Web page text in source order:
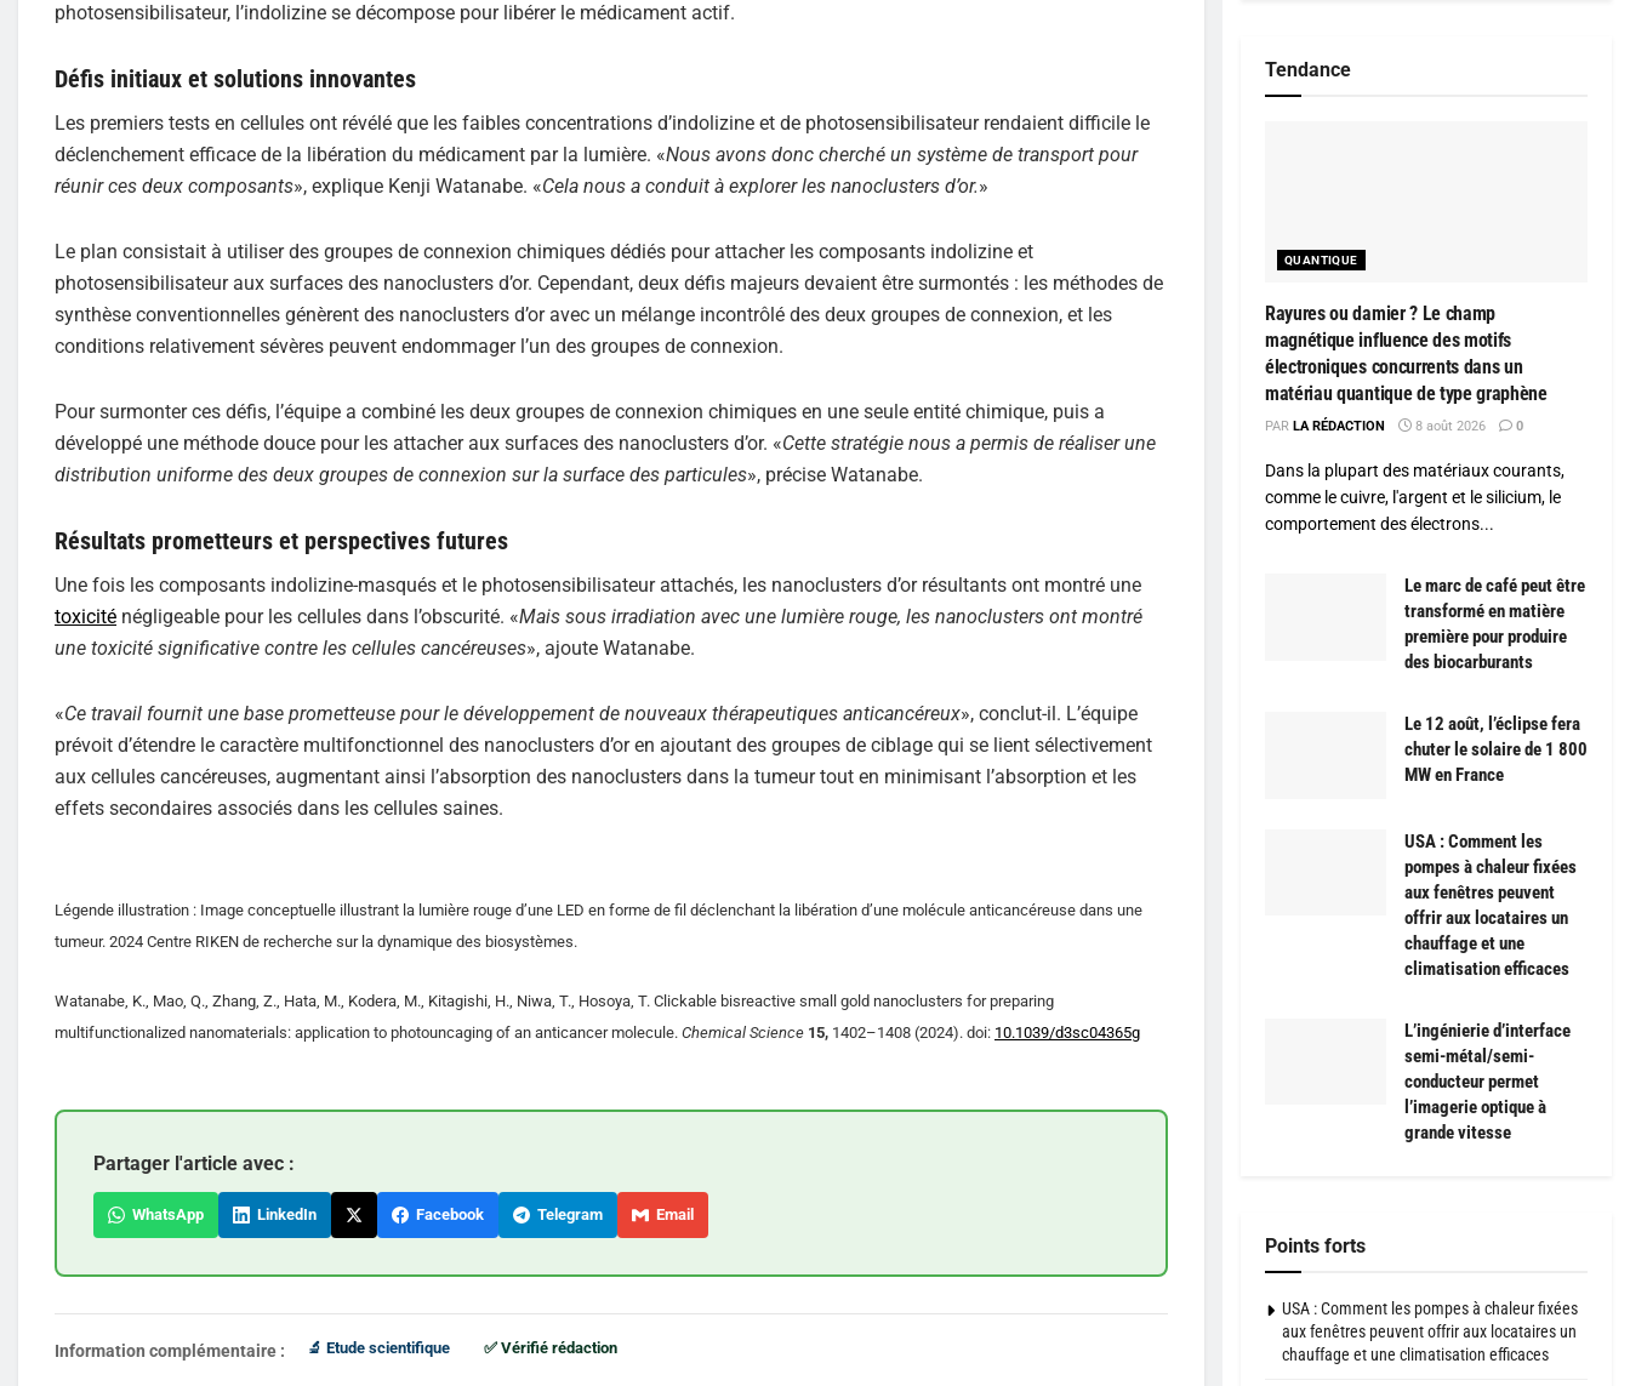
photosensibilisateur, l’indolizine se décompose pour libérer le médicament actif.
Défis initiaux et solutions innovantes
Les premiers tests en cellules ont révélé que les faibles concentrations d’indolizine et de photosensibilisateur rendaient difficile le
déclenchement efficace de la libération du médicament par la lumière. «Nous avons donc cherché un système de transport pour
réunir ces deux composants», explique Kenji Watanabe. «Cela nous a conduit à explorer les nanoclusters d’or.»
Le plan consistait à utiliser des groupes de connexion chimiques dédiés pour attacher les composants indolizine et
photosensibilisateur aux surfaces des nanoclusters d’or. Cependant, deux défis majeurs devaient être surmontés : les méthodes de
synthèse conventionnelles génèrent des nanoclusters d’or avec un mélange incontrôlé des deux groupes de connexion, et les
conditions relativement sévères peuvent endommager l’un des groupes de connexion.
Pour surmonter ces défis, l’équipe a combiné les deux groupes de connexion chimiques en une seule entité chimique, puis a
développé une méthode douce pour les attacher aux surfaces des nanoclusters d’or. «Cette stratégie nous a permis de réaliser une
distribution uniforme des deux groupes de connexion sur la surface des particules», précise Watanabe.
Résultats prometteurs et perspectives futures
Une fois les composants indolizine-masqués et le photosensibilisateur attachés, les nanoclusters d’or résultants ont montré une
toxicité négligeable pour les cellules dans l’obscurité. «Mais sous irradiation avec une lumière rouge, les nanoclusters ont montré
une toxicité significative contre les cellules cancéreuses», ajoute Watanabe.
«Ce travail fournit une base prometteuse pour le développement de nouveaux thérapeutiques anticancéreux», conclut-il. L’équipe
prévoit d’étendre le caractère multifonctionnel des nanoclusters d’or en ajoutant des groupes de ciblage qui se lient sélectivement
aux cellules cancéreuses, augmentant ainsi l’absorption des nanoclusters dans la tumeur tout en minimisant l’absorption et les
effets secondaires associés dans les cellules saines.
Légende illustration : Image conceptuelle illustrant la lumière rouge d’une LED en forme de fil déclenchant la libération d’une molécule anticancéreuse dans une
tumeur. 2024 Centre RIKEN de recherche sur la dynamique des biosystèmes.
Watanabe, K., Mao, Q., Zhang, Z., Hata, M., Kodera, M., Kitagishi, H., Niwa, T., Hosoya, T. Clickable bisreactive small gold nanoclusters for preparing
multifunctionalized nanomaterials: application to photouncaging of an anticancer molecule. Chemical Science 15, 1402–1408 (2024). doi: 10.1039/d3sc04365g
Partager l'article avec :
WhatsApp LinkedIn Facebook Telegram Email
Information complémentaire : 🔬 Etude scientifique ✅ Vérifié rédaction
Tendance
QUANTIQUE
Rayures ou damier ? Le champ
magnétique influence des motifs
électroniques concurrents dans un
matériau quantique de type graphène
PAR LA RÉDACTION 8 août 2026 0
Dans la plupart des matériaux courants,
comme le cuivre, l'argent et le silicium, le
comportement des électrons...
Le marc de café peut être
transformé en matière
première pour produire
des biocarburants
Le 12 août, l’éclipse fera
chuter le solaire de 1 800
MW en France
USA : Comment les
pompes à chaleur fixées
aux fenêtres peuvent
offrir aux locataires un
chauffage et une
climatisation efficaces
L’ingénierie d’interface
semi-métal/semi-
conducteur permet
l’imagerie optique à
grande vitesse
Points forts
USA : Comment les pompes à chaleur fixées
aux fenêtres peuvent offrir aux locataires un
chauffage et une climatisation efficaces